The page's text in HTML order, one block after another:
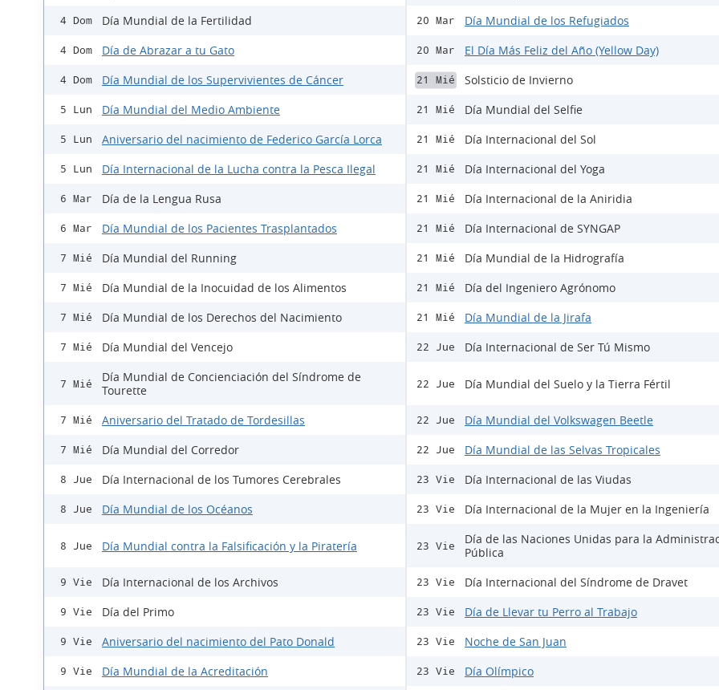
4 Dom Día Mundial de la Fertilidad
4 Dom Día de Abrazar a tu Gato
4 Dom Día Mundial de los Supervivientes de Cáncer
5 Lun Día Mundial del Medio Ambiente
5 Lun Aniversario del nacimiento de Federico García Lorca
5 Lun Día Internacional de la Lucha contra la Pesca Ilegal
6 Mar Día de la Lengua Rusa
6 Mar Día Mundial de los Pacientes Trasplantados
7 Mié Día Mundial del Running
7 Mié Día Mundial de la Inocuidad de los Alimentos
7 Mié Día Mundial de los Derechos del Nacimiento
7 Mié Día Mundial del Vencejo
7 Mié
Día Mundial de Concienciación del Síndrome de
Tourette
7 Mié Aniversario del Tratado de Tordesillas
7 Mié Día Mundial del Corredor
8 Jue Día Internacional de los Tumores Cerebrales
8 Jue Día Mundial de los Océanos
8 Jue Día Mundial contra la Falsificación y la Piratería
9 Vie Día Internacional de los Archivos
9 Vie Día del Primo
9 Vie Aniversario del nacimiento del Pato Donald
9 Vie Día Mundial de la Acreditación
20 Mar Día Mundial de los Refugiados
20 Mar El Día Más Feliz del Año (Yellow Day)
21 Mié Solsticio de Invierno
21 Mié Día Mundial del Selfie
21 Mié Día Internacional del Sol
21 Mié Día Internacional del Yoga
21 Mié Día Internacional de la Aniridia
21 Mié Día Internacional de SYNGAP
21 Mié Día Mundial de la Hidrografía
21 Mié Día del Ingeniero Agrónomo
21 Mié Día Mundial de la Jirafa
22 Jue Día Internacional de Ser Tú Mismo
22 Jue Día Mundial del Suelo y la Tierra Fértil
22 Jue Día Mundial del Volkswagen Beetle
22 Jue Día Mundial de las Selvas Tropicales
23 Vie Día Internacional de las Viudas
23 Vie Día Internacional de la Mujer en la Ingeniería
23 Vie
Día de las Naciones Unidas para la
Pública
23 Vie Día Internacional del Síndrome de Dravet
23 Vie Día de Llevar tu Perro al Trabajo
23 Vie Noche de San Juan
23 Vie Día Olímpico